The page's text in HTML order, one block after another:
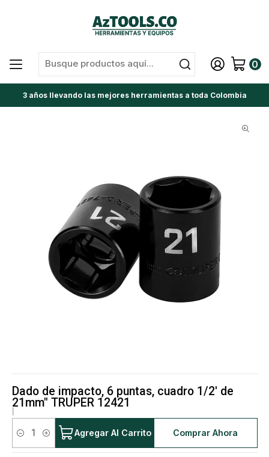
0
3 años llevando las mejores herramientas a toda Colombia
Dado de impacto, 6 puntas, cuadro 1/2' de
21mm" TRUPER 12421
Cantidad
Agregar Al Carrito Comprar Ahora